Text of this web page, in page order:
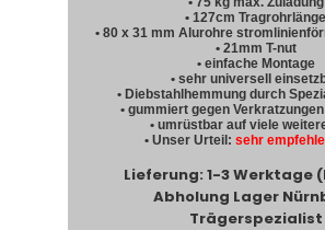
• 127cm Tragrohrlänge
• 80 x 31 mm Alurohre
• 21mm T-nut
• einfache Montage
• sehr universell
• Diebstahlhemmung durch
• gummiert gegen
• umrüstbar auf viele
• Unser Urteil: sehr
Lieferung: 1-3 Werktage
Abholung Lager
Trägerspezialist